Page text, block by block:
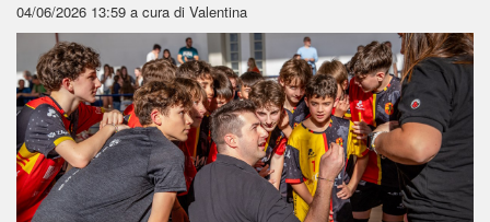
04/06/2026 13:59 a cura di Valentina